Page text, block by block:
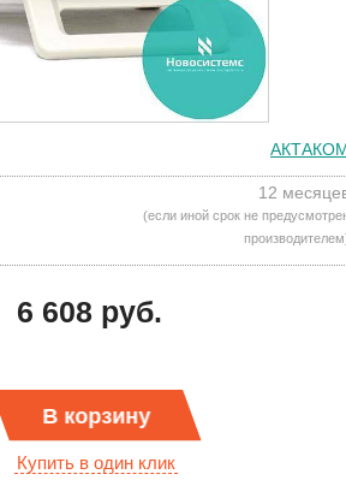
12
(если иной срок не
6 608 руб.
В корзину
Купить в один клик